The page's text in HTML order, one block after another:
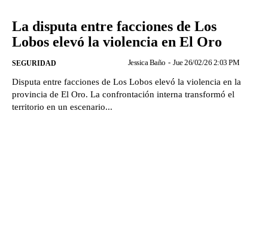
La disputa entre facciones de Los
Lobos elevó la violencia en El Oro
SEGURIDAD Jessica Baño - Jue 26/02/26 2:03 PM
Disputa entre facciones de Los Lobos elevó la violencia en la
provincia de El Oro. La confrontación interna transformó el
territorio en un escenario...